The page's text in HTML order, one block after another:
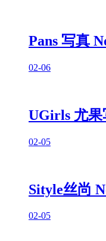
Pans 写真
02-06
UGirls 尤果
02-05
Sityle丝尚
02-05